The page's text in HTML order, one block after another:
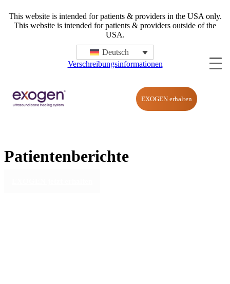
This website is intended for patients & providers in the USA only.
This website is intended for patients & providers outside of the
USA.
Deutsch
Verschreibungsinformationen
EXOGEN erhalten
Patientenberichte